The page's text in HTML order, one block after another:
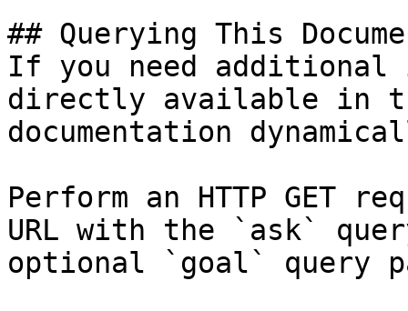
## Querying This
If you need
directly available in
documentation
Perform an HTTP GET
URL with the `ask`
optional `goal` query